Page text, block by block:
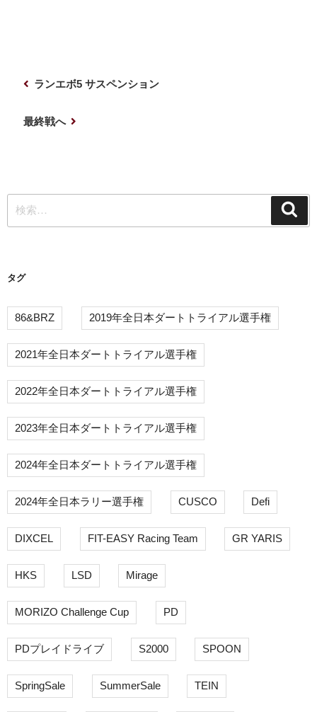
シ
ョ
ランエボ5 サスペンション
最終戦へ
索:
タグ
86&BRZ 2019年全日本ダートトライアル選手権
2021年全日本ダートトライアル選手権
2022年全日本ダートトライアル選手権
2023年全日本ダートトライアル選手権
2024年全日本ダートトライアル選手権
2024年全日本ラリー選手権 CUSCO Defi
DIXCEL FIT-EASY Racing Team GR YARIS
HKS LSD Mirage
MORIZO Challenge Cup PD
PDプレイドライブ S2000 SPOON
SpringSale SummerSale TEIN